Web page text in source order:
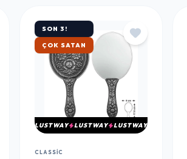
SON 3!
ÇOK SATAN
LUSTWAY LUSTWAY LUSTWAY
CLASSIC